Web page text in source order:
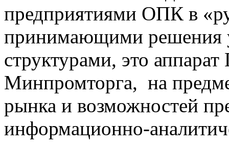
предприятиями ОПК в
принимающими решения
структурами, это аппарат
Минпромторга, на
рынка и возможностей
информационно-